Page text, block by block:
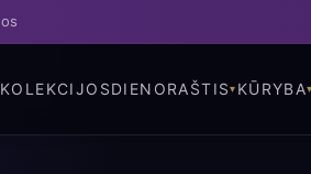
KOLEKCIJOSDIENORAŠTIS KŪRYBA